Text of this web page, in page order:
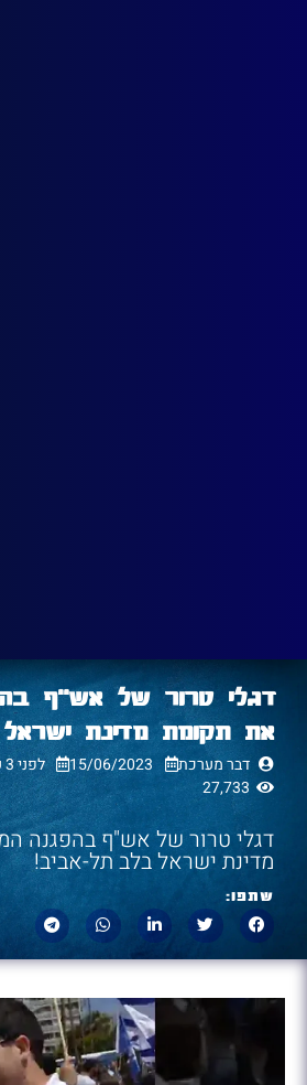
דגלי טרור של אש"ף
את תקומת מדינת ישראל
דבר מערכת 15/06/2023 לפני 3 שנים
27,733
דגלי טרור של אש"ף בהפגנה
מדינת ישראל בלב תל-אביב!
שתפו: